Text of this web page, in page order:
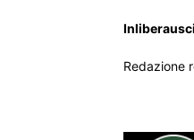
Redazione